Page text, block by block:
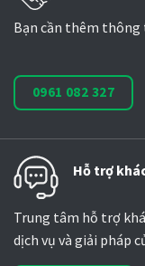
Bạn cần thêm
0961 082 327
Hỗ trợ
Trung tâm hỗ trợ
dịch vụ và giải pháp